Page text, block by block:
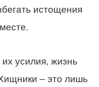
истощения
усилия, жизнь
– это лишь